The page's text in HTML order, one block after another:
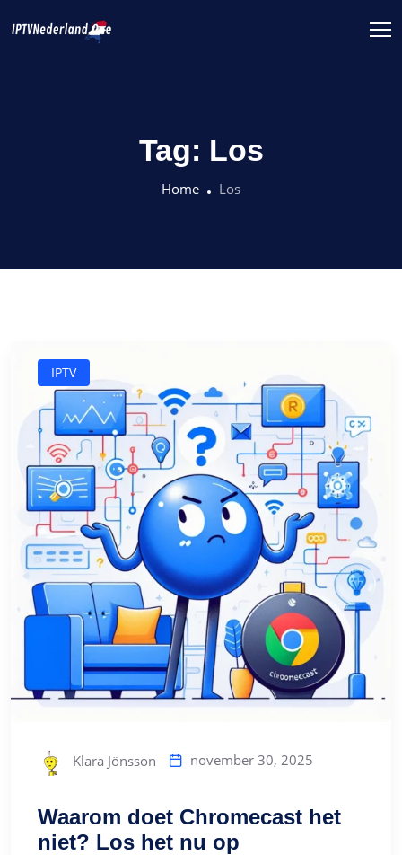
Tag: Los
Home Los
IPTV
Klara Jönsson november 30, 2025
Waarom doet Chromecast het
niet? Los het nu op